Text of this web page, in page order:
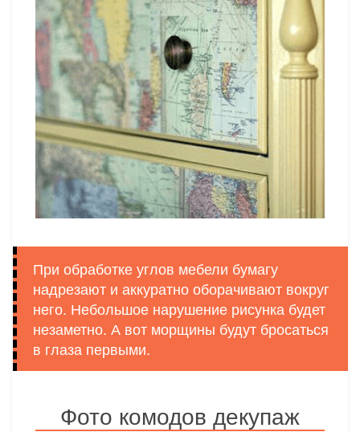
При обработке углов мебели бумагу
надрезают и аккуратно оборачивают вокруг
него. Небольшое нарушение рисунка будет
незаметно. А вот морщины будут бросаться
в глаза первыми.
Фото комодов декупаж